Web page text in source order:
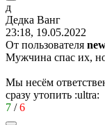
д
Дедка Ванг
23:18, 19.05.2022
От пользователя
Мужчина спас их,
Мы несём
сразу утопить :ultra:
7 /6